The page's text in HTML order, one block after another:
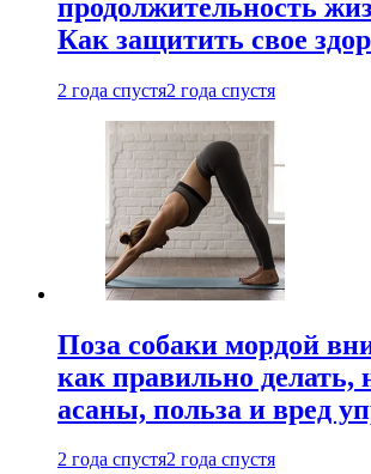
продолжительность
Как защитить свое
2 года спустя2 года спустя
Поза собаки мордой
как правильно делать,
асаны, польза и вред
2 года спустя2 года спустя